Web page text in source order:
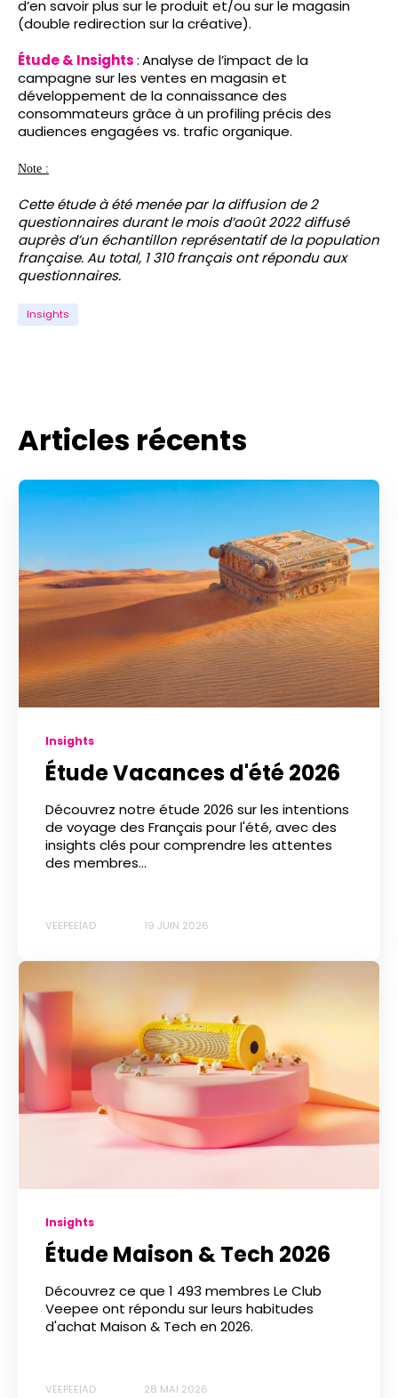
d’en savoir plus sur le produit et/ou sur le magasin
(double redirection sur la créative).
Étude & Insights:Analyse de l’impact de la
campagne sur les ventes en magasin et
développement de la connaissance des
consommateurs grâce à un profiling précis des
audiences engagées vs. trafic organique.
Note :
Cette étude à été menée par la diffusion de 2
questionnaires durant le mois d’août 2022 diffusé
auprès d’un échantillon représentatif de la population
française. Au total, 1 310 français ont répondu aux
questionnaires.
Insights
Articles récents
Insights
Étude Vacances d'été 2026
Découvrez notre étude 2026 sur les intentions
de voyage des Français pour l'été, avec des
insights clés pour comprendre les attentes
des membres...
VEEPEE|AD 19 JUIN 2026
Insights
Étude Maison & Tech 2026
Découvrez ce que 1 493 membres Le Club
Veepee ont répondu sur leurs habitudes
d'achat Maison & Tech en 2026.
VEEPEE|AD 28 MAI 2026